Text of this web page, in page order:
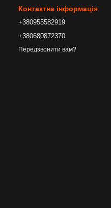
Контактна інформація
+380955582919
+380680872370
Передзвонити вам?